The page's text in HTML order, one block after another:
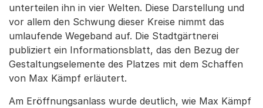
unterteilen ihn in vier Welten. Diese Darstellung und
vor allem den Schwung dieser Kreise nimmt das
umlaufende Wegeband auf. Die Stadtgärtnerei
publiziert ein Informationsblatt, das den Bezug der
Gestaltungselemente des Platzes mit dem Schaffen
von Max Kämpf erläutert.
Am Eröffnungsanlass wurde deutlich, wie Max Kämpf